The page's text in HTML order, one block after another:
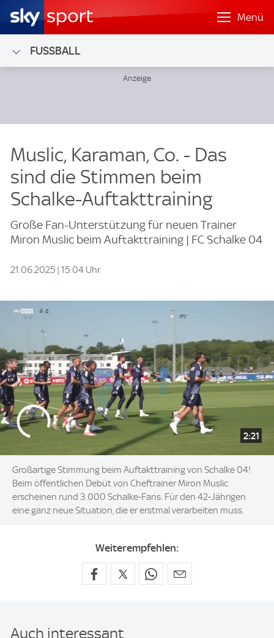
Menü
FUSSBALL
Muslic, Karaman, Co. - Das
sind die Stimmen beim
Schalke-Auftakttraining
Große Fan-Unterstützung für neuen Trainer
Miron Muslic beim Auftakttraining | FC Schalke 04
21.06.2025 | 15:04 Uhr
2:21
Großartige Stimmung beim Auftakttraining von Schalke 04!
Beim öffentlichen Debüt von Cheftrainer Miron Muslic
erscheinen rund 3.000 Schalke-Fans. Für den 42-Jährigen
eine ganz neue Situation, die er erstmal verarbeiten muss.
Weiterempfehlen:
Auch interessant